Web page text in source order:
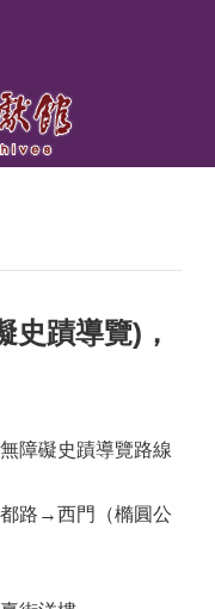
史蹟導覽)，
障礙史蹟導覽路線
路→西門（橢圓公